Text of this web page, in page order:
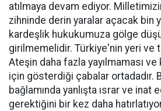
atılmaya devam ediyor.
zihninde derin yaralar açacak bin
kardeşlik hukukumuza gölge
girilmemelidir. Türkiye'nin yeri ve
Ateşin daha fazla yayılmaması
için gösterdiği çabalar ortadadır.
bağlamında yanlışta ısrar ve inat
gerektiğini bir kez daha